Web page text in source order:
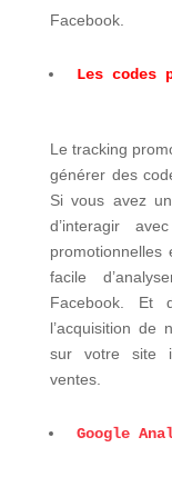
Facebook.
Les codes
Le tracking
générer des
Si vous avez
d’interagir
promotionnelles
facile
Facebook. Et
l’acquisition de
sur votre site
ventes.
Google